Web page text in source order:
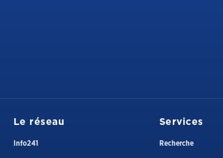
Le réseau
Info241
Services
Recherche